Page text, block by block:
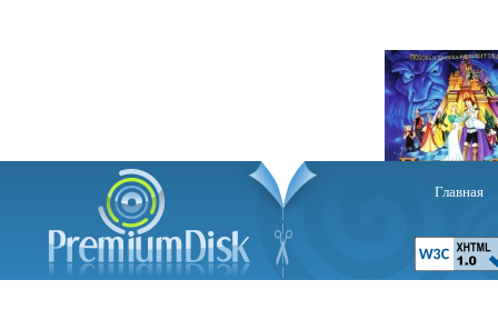
Главная